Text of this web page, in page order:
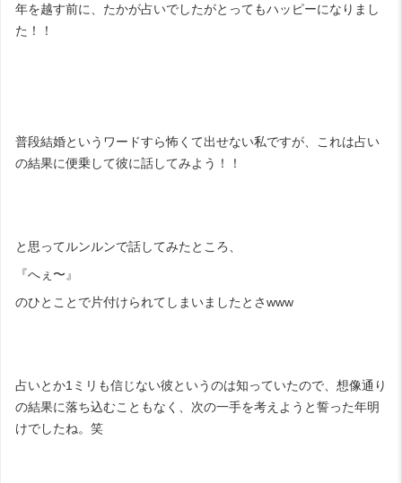
年を越す前に、たかが占いでしたがとってもハッピーになりまし
た！！
普段結婚というワードすら怖くて出せない私ですが、これは占い
の結果に便乗して彼に話してみよう！！
と思ってルンルンで話してみたところ、
『へぇ〜』
のひとことで片付けられてしまいましたとさwww
占いとか1ミリも信じない彼というのは知っていたので、想像通り
の結果に落ち込むこともなく、次の一手を考えようと誓った年明
けでしたね。笑